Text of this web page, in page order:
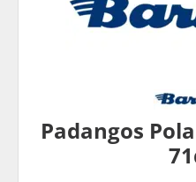
Padangos